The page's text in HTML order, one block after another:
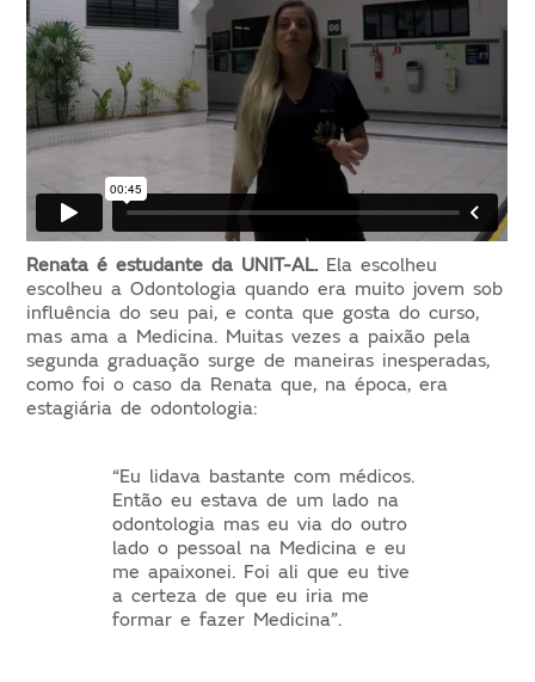
Renata é estudante da UNIT-AL.Ela escolheu
escolheu a Odontologia quando era muito jovem sob
influência do seu pai, e conta que gosta do curso,
mas ama a Medicina. Muitas vezes a paixão pela
segunda graduação surge de maneiras inesperadas,
como foi o caso da Renata que, na época, era
estagiária de odontologia:
“Eu lidava bastante com médicos.
Então eu estava de um lado na
odontologia mas eu via do outro
lado o pessoal na Medicina e eu
me apaixonei. Foi ali que eu tive
a certeza de que eu iria me
formar e fazer Medicina”.